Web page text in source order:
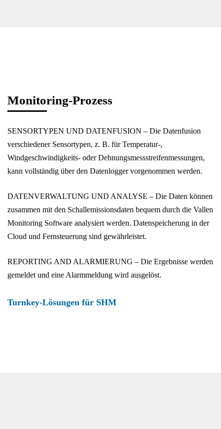
Monitoring-Prozess
SENSORTYPEN UND DATENFUSION – Die Datenfusion
verschiedener Sensortypen, z. B. für Temperatur-,
Windgeschwindigkeits- oder Dehnungsmessstreifenmessungen,
kann vollständig über den Datenlogger vorgenommen werden.
DATENVERWALTUNG UND ANALYSE – Die Daten können
zusammen mit den Schallemissionsdaten bequem durch die Vallen
Monitoring Software analysiert werden. Datenspeicherung in der
Cloud und Fernsteuerung sind gewährleistet.
REPORTING AND ALARMIERUNG – Die Ergebnisse werden
gemeldet und eine Alarmmeldung wird ausgelöst.
Turnkey-Lösungen für SHM